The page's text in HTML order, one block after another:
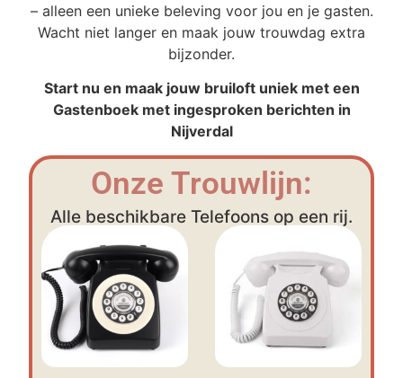
– alleen een unieke beleving voor jou en je gasten.
Wacht niet langer en maak jouw trouwdag extra
bijzonder.
Start nu en maak jouw bruiloft uniek met een
Gastenboek met ingesproken berichten in
Nijverdal
Onze Trouwlijn:
Alle beschikbare Telefoons op een rij.